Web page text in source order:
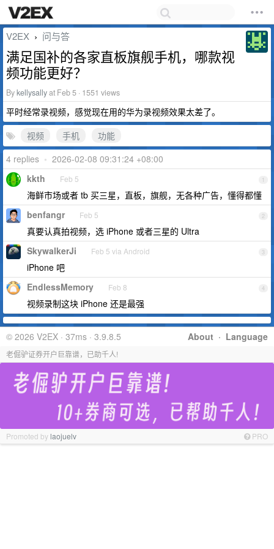
V2EX › 问与答
满足国补的各家直板旗舰手机，哪款视
频功能更好？
Bykellysallyat Feb 5 · 1551 views
平时经常录视频，感觉现在用的华为录视频效果太差了。
视频
手机
功能
4 replies • 2026-02-08 09:31:24 +08:00
1
kkth Feb 5
海鲜市场或者 tb 买三星，直板，旗舰，无各种广告，懂得都懂
2
benfangr Feb 5
真要认真拍视频，选 iPhone 或者三星的 Ultra
3
SkywalkerJi Feb 5 via Android
iPhone 吧
4
EndlessMemory Feb 8
视频录制这块 iPhone 还是最强
About · Language
© 2026 V2EX · 37ms · 3.9.8.5
老倔驴证券开户巨靠谱，已助千人!
Promoted bylaojuelv PRO